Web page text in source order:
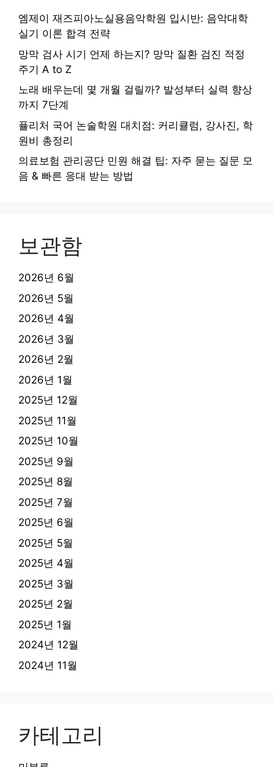
엠제이 재즈피아노실용음악학원 입시반: 음악대학
실기 이론 합격 전략
망막 검사 시기 언제 하는지? 망막 질환 검진 적정
주기 A to Z
노래 배우는데 몇 개월 걸릴까? 발성부터 실력 향상
까지 7단계
퓰리처 국어 논술학원 대치점: 커리큘럼, 강사진, 학
원비 총정리
의료보험 관리공단 민원 해결 팁: 자주 묻는 질문 모
음 & 빠른 응대 받는 방법
보관함
2026년 6월
2026년 5월
2026년 4월
2026년 3월
2026년 2월
2026년 1월
2025년 12월
2025년 11월
2025년 10월
2025년 9월
2025년 8월
2025년 7월
2025년 6월
2025년 5월
2025년 4월
2025년 3월
2025년 2월
2025년 1월
2024년 12월
2024년 11월
카테고리